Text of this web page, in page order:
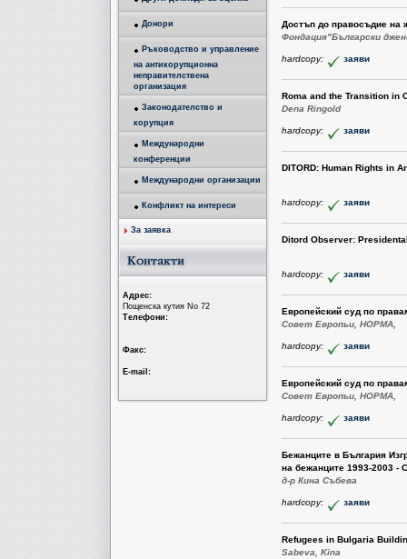
Донори
Ръководство и управление
на антикорупционна
неправителствена
организация
Законодателство и
корупция
Международни
конференции
Международни организации
Конфликт на интереси
За заявка
Aдрес:
Пощенска кутия No 72
Tелефони:
Факс:
Е-mail:
Достъп до правосъдие на
Фондация"Български
hardcopy: заяви
Roma and the Transition in
Dena Ringold
hardcopy: заяви
DITORD: Human Rights in
hardcopy: заяви
Ditord Observer:
hardcopy: заяви
Европейский суд по
Совет Европьи, НОРМА,
hardcopy: заяви
Европейский суд по
Совет Европьи, НОРМА,
hardcopy: заяви
Бежанците в България
на бежанците 1993-2003 -
д-р Кина Събева
hardcopy: заяви
Refugees in Bulgaria
Sabeva, Kina